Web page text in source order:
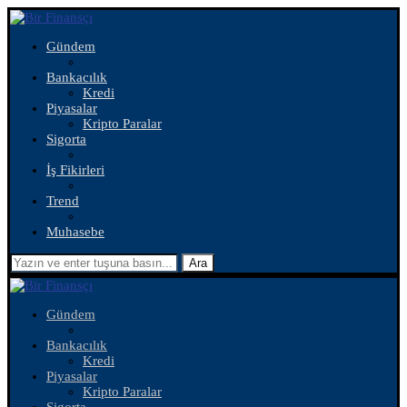
Gündem
Bankacılık
Kredi
Piyasalar
Kripto Paralar
Sigorta
İş Fikirleri
Trend
Muhasebe
Ara
Gündem
Bankacılık
Kredi
Piyasalar
Kripto Paralar